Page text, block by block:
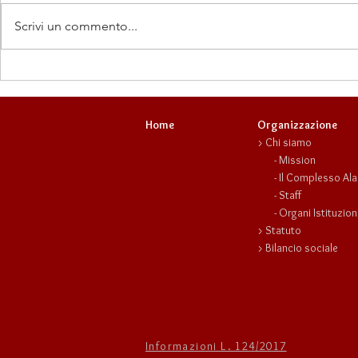
Scrivi un commento...
Home
Organizzazione
> Chi siamo
-Mission
- Il Complesso
- Staff
- Organi
> Statuto
> Bilancio sociale
Informazioni L. 124/2017